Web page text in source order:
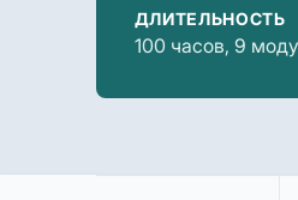
ДЛИТЕЛЬНОСТЬ
100 часов, 9